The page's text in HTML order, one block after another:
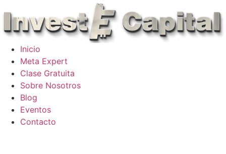
content
Inicio
Meta Expert
Clase Gratuita
Sobre Nosotros
Blog
Eventos
Contacto